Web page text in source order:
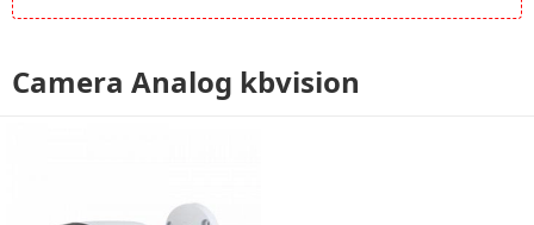
Camera Analog kbvision